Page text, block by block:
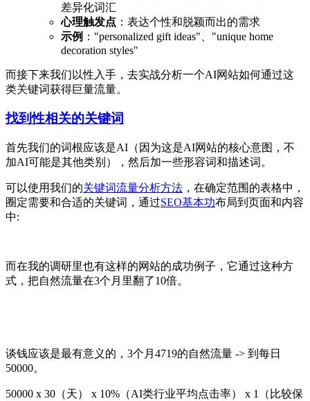
差异化词汇
心理触发点 ：表达个性和脱颖而出的需求
示例 ："personalized gift ideas"、"unique home
decoration styles"
而接下来我们以性入手，去实战分析一个AI网站如何通过这
类关键词获得巨量流量。
找到性相关的关键词
首先我们的词根应该是AI（因为这是AI网站的核心意图，不
加AI可能是其他类别），然后加一些形容词和描述词。
可以使用我们的关键词流量分析方法 ，在确定范围的表格中，
圈定需要和合适的关键词，通过SEO基本功布局到页面和内容
中:
而在我的调研里也有这样的网站的成功例子，它通过这种方
式，把自然流量在3个月里翻了10倍。
谈钱应该是最有意义的，3个月4719的自然流量 -> 到每日
50000。
50000 x 30（天） x 10%（AI类行业平均点击率） x 1（比较保